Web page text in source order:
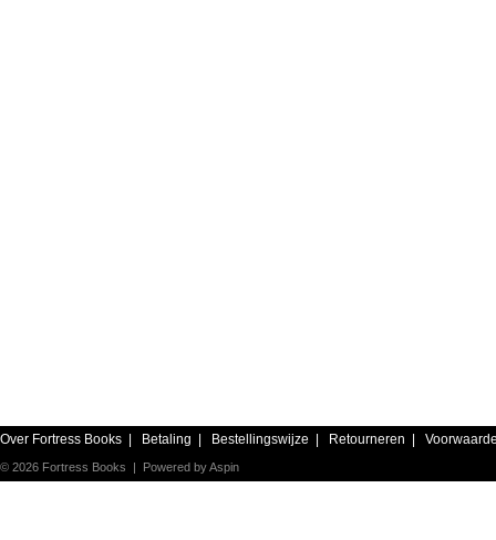
Over Fortress Books Betaling Bestellingswijze Retourneren
© 2026 Fortress Books | Powered byAspin